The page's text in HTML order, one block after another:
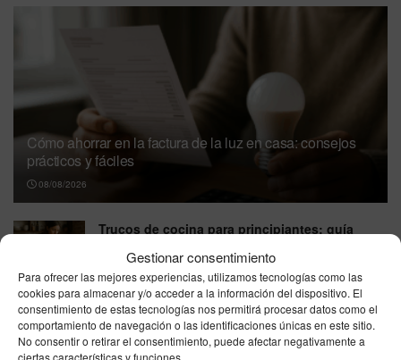
Gestionar consentimiento
Para ofrecer las mejores experiencias, utilizamos tecnologías como las
cookies para almacenar y/o acceder a la información del dispositivo. El
consentimiento de estas tecnologías nos permitirá procesar datos como el
comportamiento de navegación o las identificaciones únicas en este sitio.
No consentir o retirar el consentimiento, puede afectar negativamente a
ciertas características y funciones.
Cómo ahorrar en la factura de la luz en casa: consejos
prácticos y fáciles
08/08/2026
Trucos de cocina para principiantes: guía
Que ver esta noche en la tele, sábado, 8 de
agosto de 2026: la guía imprescindible por
cadenas para no perderte nada